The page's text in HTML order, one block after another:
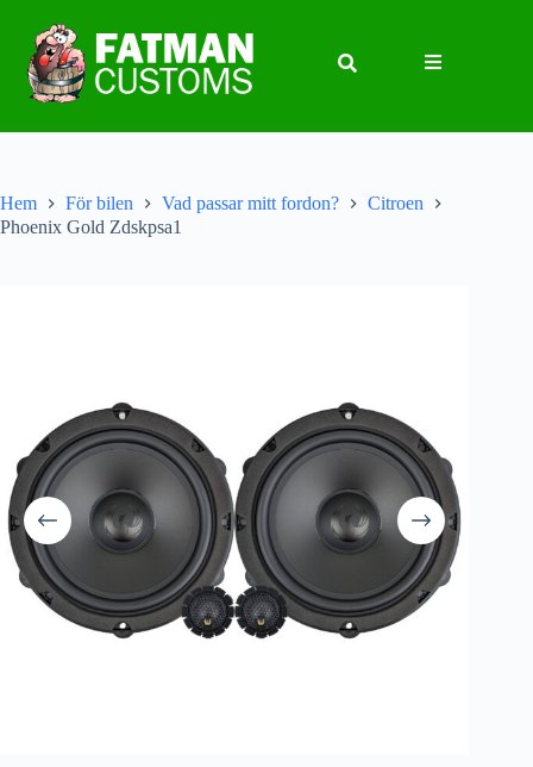
Hem För bilen Vad passar mitt fordon?
Citroen
Phoenix Gold Zdskpsa1